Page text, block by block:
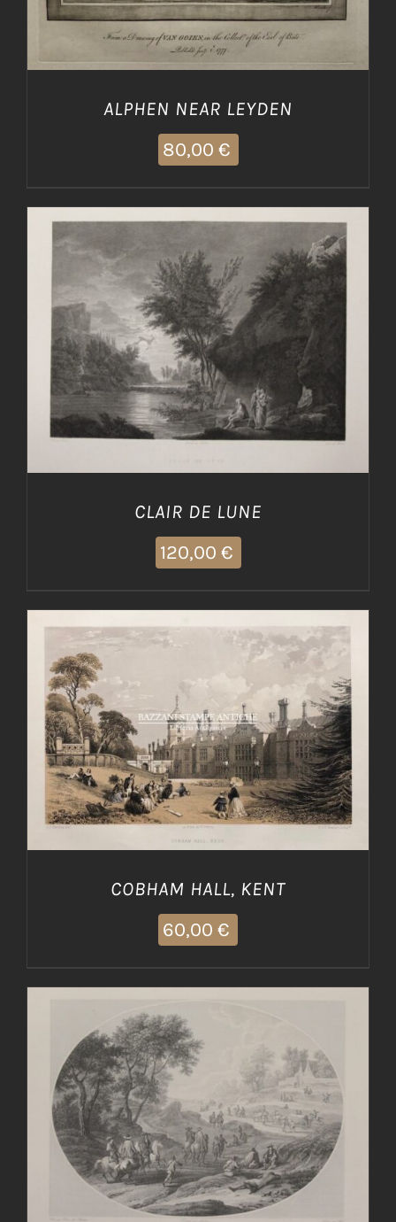
ALPHEN NEAR LEYDEN
80,00 €
AGGIUNGI AL CARRELLO DETTAGLI
CLAIR DE LUNE
120,00 €
AGGIUNGI AL CARRELLO / DETTAGLI
COBHAM HALL, KENT
60,00 €
AGGIUNGI AL CARRELLO / DETTAGLI